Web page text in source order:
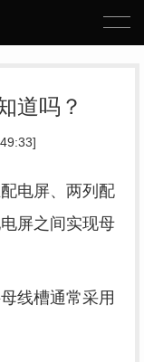
道吗？
电屏、两列配
屏之间实现母
线槽通常采用